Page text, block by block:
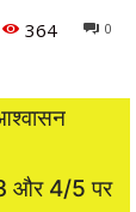
0
364
3 और 4/5 पर